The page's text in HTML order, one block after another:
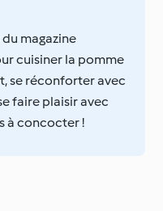
magazine
cuisiner la pomme
se réconforter avec
faire plaisir avec
à concocter !